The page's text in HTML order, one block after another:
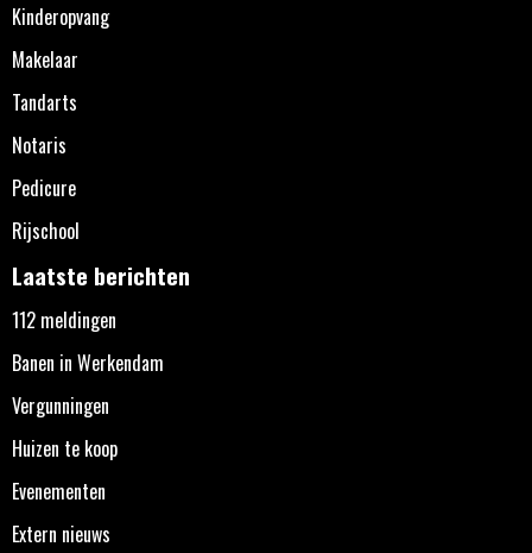
Kinderopvang
Makelaar
Tandarts
Notaris
Pedicure
Rijschool
Laatste berichten
112 meldingen
Banen in Werkendam
Vergunningen
Huizen te koop
Evenementen
Extern nieuws